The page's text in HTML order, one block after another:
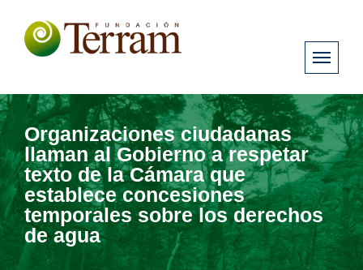
Organizaciones ciudadanas
llaman al Gobierno a respetar
texto de la Cámara que
establece concesiones
temporales sobre los derechos
de agua